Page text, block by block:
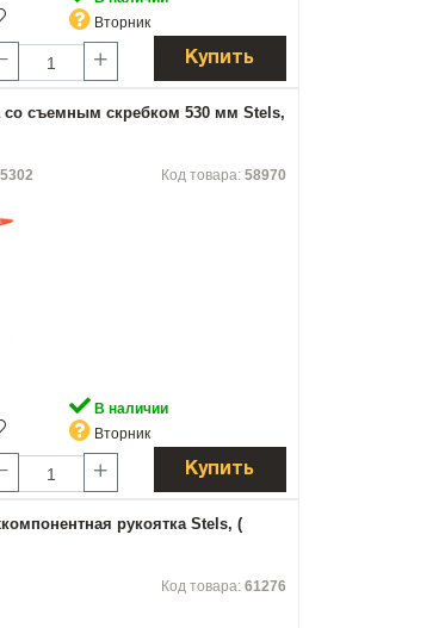
Вторник
Купить
со съемным скребком 530 мм Stels,
Код товара: 58970
В наличии
Вторник
Купить
рукоятка Stels, (
Код товара: 61276